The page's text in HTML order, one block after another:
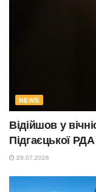
NEWS
Відійшов у
Підгаєцької
29.07.2026